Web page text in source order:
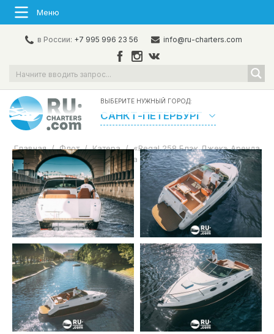
Меню
в России: +7 995 996 23 56 info@ru-charters.com
ВЫБЕРИТЕ НУЖНЫЙ ГОРОД:
САНКТ-ПЕТЕРБУРГ
Главная / Флот / Катера / «Regal 258 Блэк Джек» Аренда
катера в СПб